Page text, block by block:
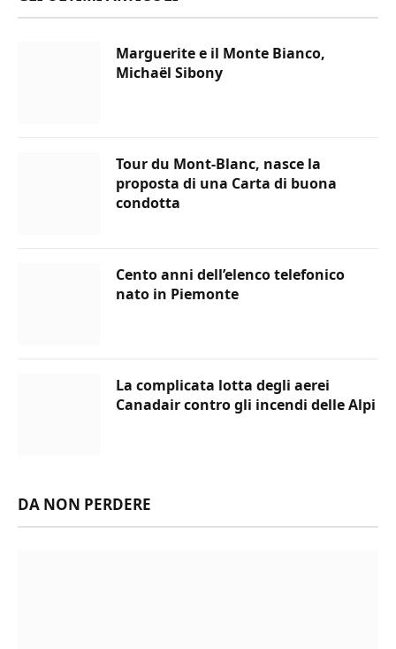
Marguerite e il Monte Bianco,
Michaël Sibony
Tour du Mont-Blanc, nasce la
proposta di una Carta di buona
condotta
Cento anni dell’elenco telefonico
nato in Piemonte
La complicata lotta degli aerei
Canadair contro gli incendi delle Alpi
DA NON PERDERE